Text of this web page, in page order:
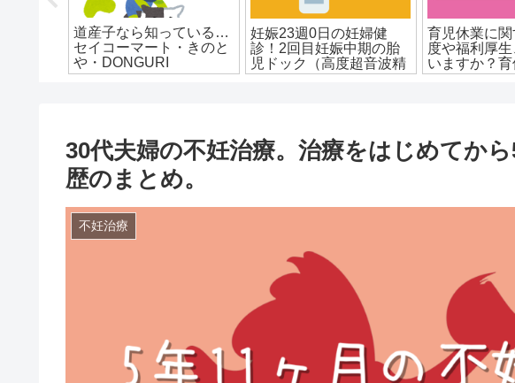
道産子なら知っている…
セイコーマート・きのと
や・DONGURI
妊娠23週0日の妊婦健
診！2回目妊娠中期の胎
児ドック（高度超音波精
密検査）と75g糖負荷試
育児休業に関
度や福利厚
いますか？
はどうなる
30代夫婦の不妊治療。治療をはじめてか
歴のまとめ。
不妊治療